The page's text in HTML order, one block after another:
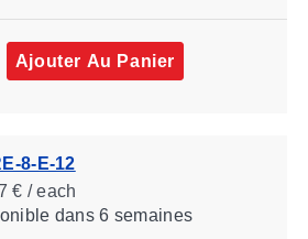
Ajouter Au Panier
8-E-12
€ / each
dans 6 semaines